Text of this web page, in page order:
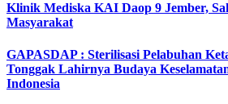
Klinik Mediska KAI Daop 9 Jember,
Masyarakat
GAPASDAP : Sterilisasi Pelabuhan
Tonggak Lahirnya Budaya
Indonesia